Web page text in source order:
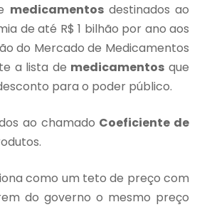
medicamentosdestinados ao
de até R$ 1 bilhão por ano aos
do Mercado de Medicamentos
a lista de medicamentos que
para o poder público.
ao chamado Coeficiente de
como um teto de preço com
do governo o mesmo preço